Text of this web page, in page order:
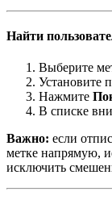
Найти
Выберите
Установите
Нажмите
В списке
Важно: если
метке напрямую,
исключить